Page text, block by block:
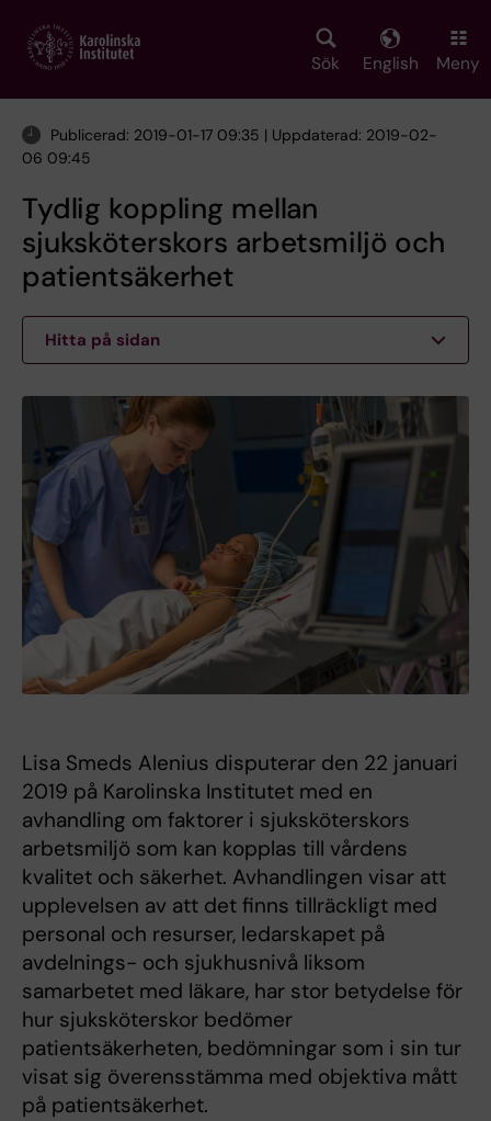
main
Sök English Meny
Publicerad: 2019-01-17 09:35 | Uppdaterad: 2019-02-
06 09:45
Tydlig koppling mellan
sjuksköterskors arbetsmiljö och
patientsäkerhet
Hitta på sidan
Lisa Smeds Alenius disputerar den 22 januari
2019 på Karolinska Institutet med en
avhandling om faktorer i sjuksköterskors
arbetsmiljö som kan kopplas till vårdens
kvalitet och säkerhet. Avhandlingen visar att
upplevelsen av att det finns tillräckligt med
personal och resurser, ledarskapet på
avdelnings- och sjukhusnivå liksom
samarbetet med läkare, har stor betydelse för
hur sjuksköterskor bedömer
patientsäkerheten, bedömningar som i sin tur
visat sig överensstämma med objektiva mått
på patientsäkerhet.